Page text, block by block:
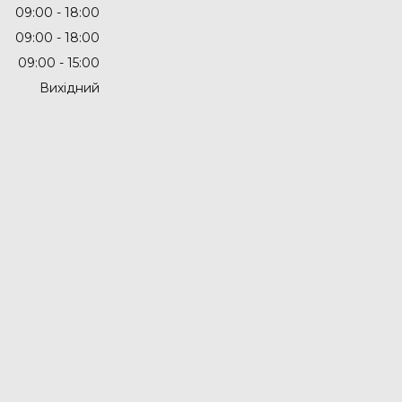
09:00
18:00
09:00
18:00
09:00
15:00
Вихідний